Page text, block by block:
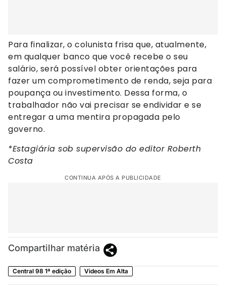
Para finalizar, o colunista frisa que, atualmente,
em qualquer banco que você recebe o seu
salário, será possível obter orientações para
fazer um comprometimento de renda, seja para
poupança ou investimento. Dessa forma, o
trabalhador não vai precisar se endividar e se
entregar a uma mentira propagada pelo
governo.
*Estagiária sob supervisão do editor Roberth
Costa
CONTINUA APÓS A PUBLICIDADE
Compartilhar matéria
Central 98 1ª edição Videos Em Alta